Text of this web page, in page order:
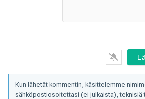
Kun lähetät kommentin, käsittelemme
sähköpostiosoitettasi (ei julkaista), teknisiä